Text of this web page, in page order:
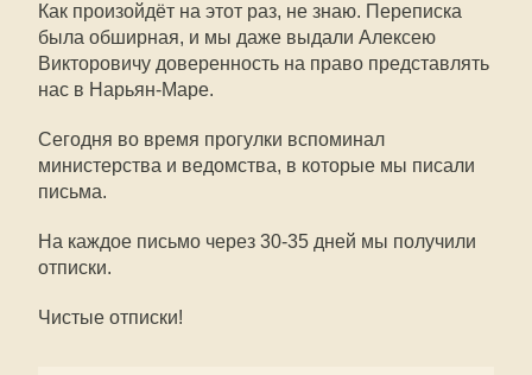
Как произойдёт на этот раз, не знаю. Переписка
была обширная, и мы даже выдали Алексею
Викторовичу доверенность на право представлять
нас в Нарьян-Маре.
Сегодня во время прогулки вспоминал
министерства и ведомства, в которые мы писали
письма.
На каждое письмо через 30-35 дней мы получили
отписки.
Чистые отписки!